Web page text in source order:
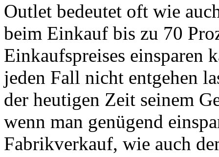
Outlet bedeutet oft wie
beim Einkauf bis zu 70
Einkaufspreises einsparen
jeden Fall nicht entgehen
der heutigen Zeit seinem
wenn man genügend
Fabrikverkauf, wie auch